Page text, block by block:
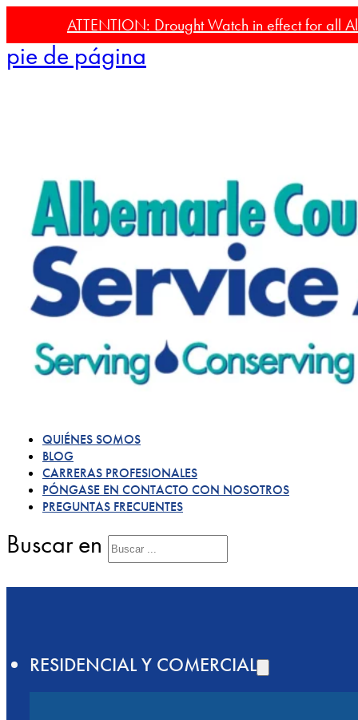
ATTENTION: Drought Watch in effect for all
Ir al contenido principalSaltar al
pie de página
QUIÉNES SOMOS
BLOG
CARRERAS PROFESIONALES
PÓNGASE EN CONTACTO CON NOSOTROS
PREGUNTAS FRECUENTES
Buscar en
RESIDENCIAL Y COMERCIAL